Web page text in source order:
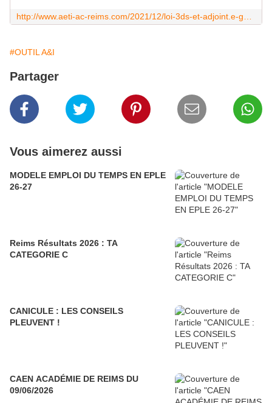
#OUTIL A&I
Partager
Vous aimerez aussi
MODELE EMPLOI DU TEMPS EN EPLE
26-27
Reims Résultats 2026 : TA
CATEGORIE C
CANICULE : LES CONSEILS
PLEUVENT !
CAEN ACADÉMIE DE REIMS DU
09/06/2026